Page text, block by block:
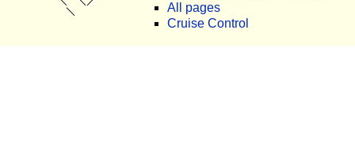
All pages
Cruise Control